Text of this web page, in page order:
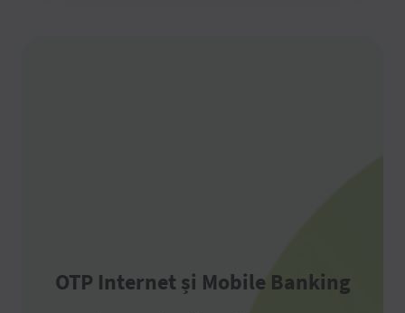
OTP Internet și Mobile Banking